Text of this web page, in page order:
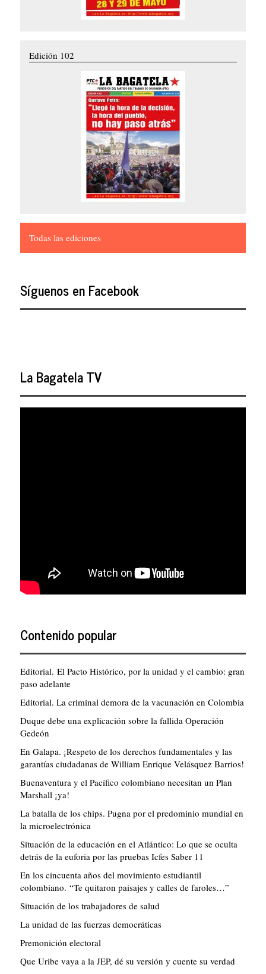
Edición 102
Todas las ediciones
Síguenos en Facebook
La Bagatela TV
Contenido popular
Editorial. El Pacto Histórico, por la unidad y el cambio: gran
paso adelante
Editorial. La criminal demora de la vacunación en Colombia
Duque debe una explicación sobre la fallida Operación
Gedeón
En Galapa. ¡Respeto de los derechos fundamentales y las
garantías ciudadanas de William Enrique Velásquez Barrios!
Buenaventura y el Pacífico colombiano necesitan un Plan
Marshall ¡ya!
La batalla de los chips. Pugna por el predominio mundial en
la microelectrónica
Situación de la educación en el Atlántico: Lo que se oculta
detrás de la euforia por las pruebas Icfes Saber 11
En los cincuenta años del movimiento estudiantil
colombiano. “Te quitaron paisajes y calles de faroles…”
Situación de los trabajadores de salud
La unidad de las fuerzas democráticas
Premonición electoral
Que Uribe vaya a la JEP, dé su versión y cuente su verdad